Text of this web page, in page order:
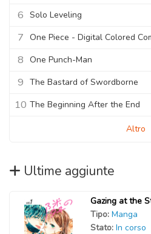
6 Solo Leveling
7 One Piece - Digital Colored
8 One Punch-Man
9 The Bastard of Swordborne
10 The Beginning After the End
Altro
Ultime aggiunte
Gazing at the
Tipo: Manga
Stato: In corso